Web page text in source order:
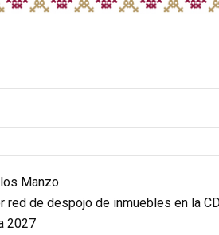
Manzo
red de despojo de inmuebles en la
2027